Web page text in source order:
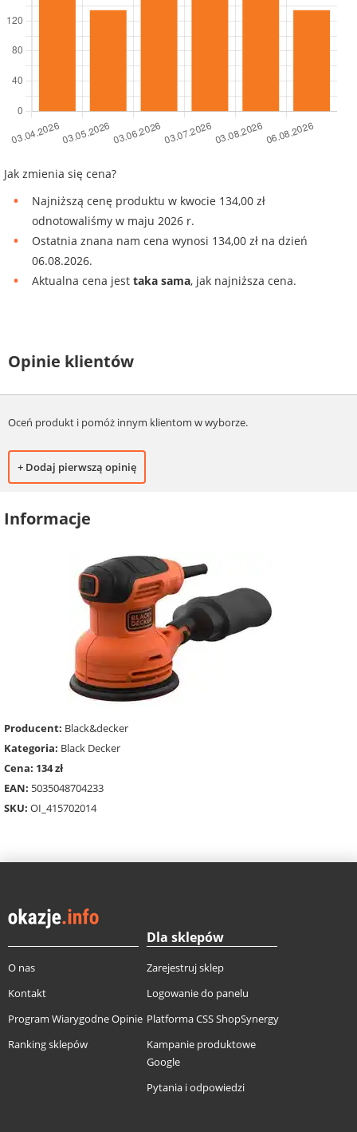
Jak zmienia się cena?
Najniższą cenę produktu w kwocie 134,00 zł
odnotowaliśmy w maju 2026 r.
Ostatnia znana nam cena wynosi 134,00 zł na dzień
06.08.2026.
Aktualna cena jest taka sama, jak najniższa cena.
Opinie klientów
Oceń produkt i pomóż innym klientom w wyborze.
+ Dodaj pierwszą opinię
Informacje
Producent: Black&decker
Kategoria: Black Decker
Cena: 134 zł
EAN: 5035048704233
SKU: OI_415702014
O nas
Kontakt
Program Wiarygodne Opinie
Ranking sklepów
Dla sklepów
Zarejestruj sklep
Logowanie do panelu
Platforma CSS ShopSynergy
Kampanie produktowe
Google
Pytania i odpowiedzi